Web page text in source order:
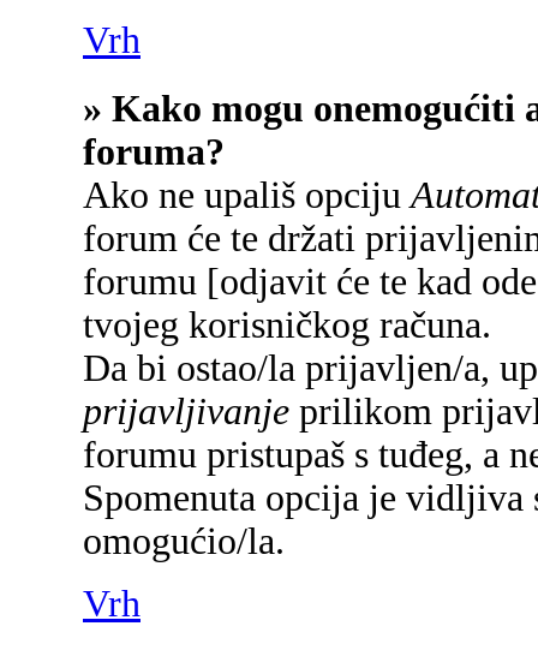
Vrh
» Kako mogu onemogućiti
foruma?
Ako ne upališ opciju
forum će te držati
forumu [odjavit će te kad
tvojeg korisničkog računa.
Da bi ostao/la prijavljen/a,
prijavljivanje prilikom
forumu pristupaš s tuđeg, a
Spomenuta opcija je
omogućio/la.
Vrh